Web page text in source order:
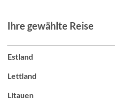
Ihre gewählte Reise
Estland
Lettland
Litauen